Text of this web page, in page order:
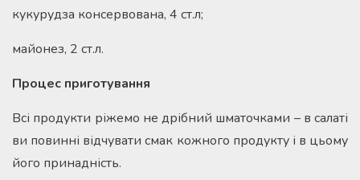
кукурудза консервована, 4 ст.л;
майонез, 2 ст.л.
Процес приготування
Всі продукти ріжемо не дрібний шматочками – в салаті
ви повинні відчувати смак кожного продукту і в цьому
його принадність.